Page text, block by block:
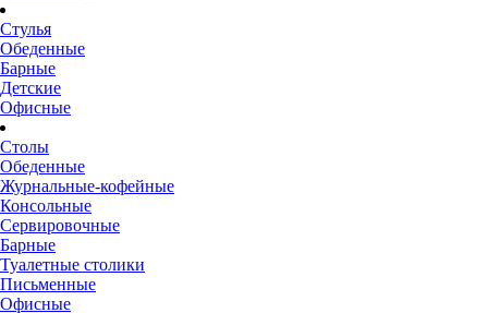
Стулья
Обеденные
Барные
Детские
Офисные
Столы
Обеденные
Журнальные-кофейные
Консольные
Сервировочные
Барные
Туалетные столики
Письменные
Офисные